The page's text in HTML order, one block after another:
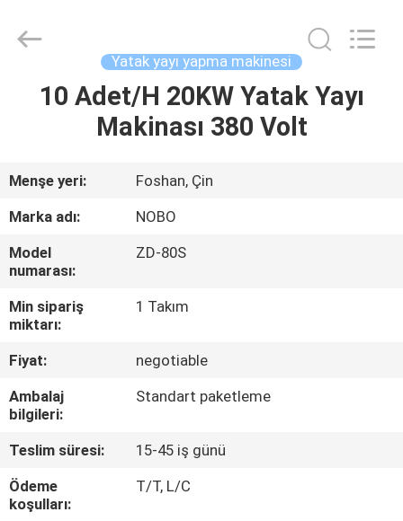
ANA
ÜRÜNLER
HAKKIMIZDA
FABRIKA
TURU
KALITE
KONTROL
BIZE
ULAŞIN
Yatak yayı yapma makinesi
10 Adet/H 20KW Yatak Yayı
Makinası 380 Volt
Menşe yeri:
Foshan, Çin
Marka adı:
NOBO
Model
numarası:
ZD-80S
Min sipariş
miktarı:
1 Takım
Fiyat:
negotiable
Ambalaj
bilgileri:
Standart paketleme
Teslim süresi:
15-45 iş günü
Ödeme
koşulları:
T/T, L/C